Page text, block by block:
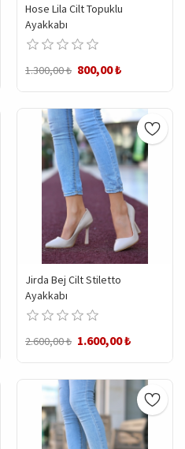
Hose Lila Cilt Topuklu
Ayakkabı
1.300,00 ₺ 800,00 ₺
Jirda Bej Cilt Stiletto
Ayakkabı
2.600,00 ₺ 1.600,00 ₺